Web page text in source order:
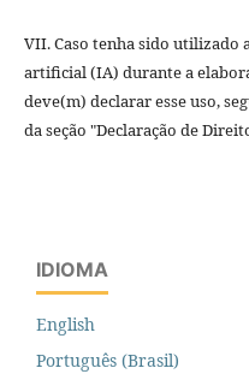
VII. Caso tenha sido utilizado
artificial (IA) durante a
deve(m) declarar esse uso,
da seção "Declaração de
IDIOMA
English
Português (Brasil)